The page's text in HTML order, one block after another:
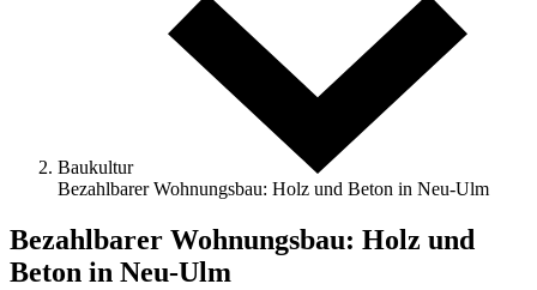
Baukultur
Bezahlbarer Wohnungsbau: Holz und Beton in Neu-Ulm
Bezahlbarer Wohnungsbau: Holz und
Beton in Neu-Ulm